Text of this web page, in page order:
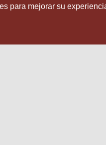
para mejorar su